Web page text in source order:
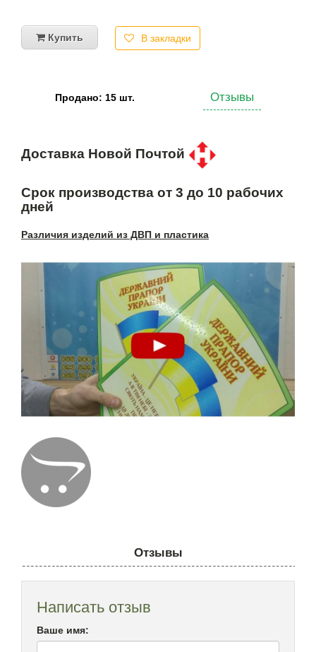
Купить В закладки
Продано: 15 шт. Отзывы
Доставка Новой Почтой
Срок производства от 3 до 10 рабочих
дней
Различия изделий из ДВП и пластика
Отзывы
Написать отзыв
Ваше имя: